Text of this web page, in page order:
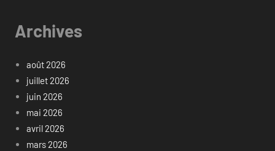
Archives
août 2026
juillet 2026
juin 2026
mai 2026
avril 2026
mars 2026